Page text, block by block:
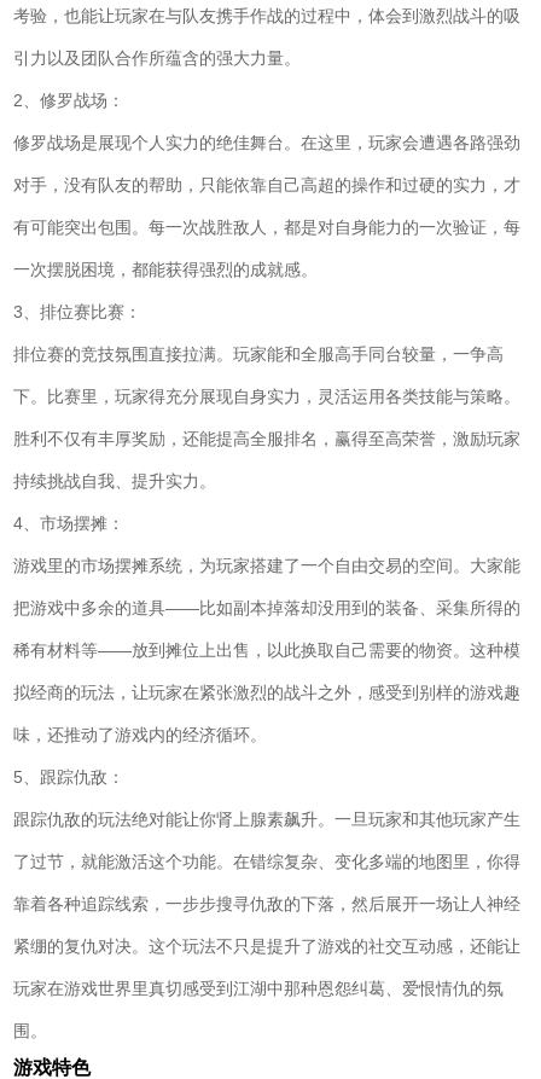
考验，也能让玩家在与队友携手作战的过程中，体会到激烈战斗的吸
引力以及团队合作所蕴含的强大力量。
2、修罗战场：
修罗战场是展现个人实力的绝佳舞台。在这里，玩家会遭遇各路强劲
对手，没有队友的帮助，只能依靠自己高超的操作和过硬的实力，才
有可能突出包围。每一次战胜敌人，都是对自身能力的一次验证，每
一次摆脱困境，都能获得强烈的成就感。
3、排位赛比赛：
排位赛的竞技氛围直接拉满。玩家能和全服高手同台较量，一争高
下。比赛里，玩家得充分展现自身实力，灵活运用各类技能与策略。
胜利不仅有丰厚奖励，还能提高全服排名，赢得至高荣誉，激励玩家
持续挑战自我、提升实力。
4、市场摆摊：
游戏里的市场摆摊系统，为玩家搭建了一个自由交易的空间。大家能
把游戏中多余的道具——比如副本掉落却没用到的装备、采集所得的
稀有材料等——放到摊位上出售，以此换取自己需要的物资。这种模
拟经商的玩法，让玩家在紧张激烈的战斗之外，感受到别样的游戏趣
味，还推动了游戏内的经济循环。
5、跟踪仇敌：
跟踪仇敌的玩法绝对能让你肾上腺素飙升。一旦玩家和其他玩家产生
了过节，就能激活这个功能。在错综复杂、变化多端的地图里，你得
靠着各种追踪线索，一步步搜寻仇敌的下落，然后展开一场让人神经
紧绷的复仇对决。这个玩法不只是提升了游戏的社交互动感，还能让
玩家在游戏世界里真切感受到江湖中那种恩怨纠葛、爱恨情仇的氛
围。
游戏特色